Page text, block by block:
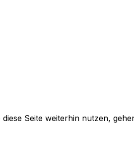
Seite weiterhin nutzen,